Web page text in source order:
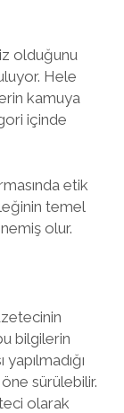
olduğunu
Hele
kamuya
içinde
etik
temel
olur.
bilgilerin
sürülebilir.
olarak